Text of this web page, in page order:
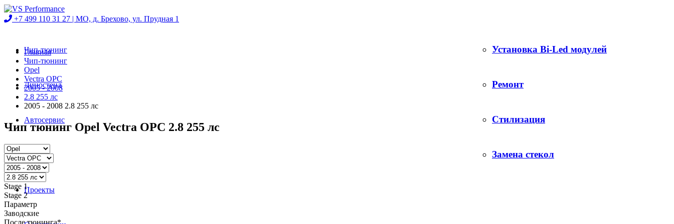
+7 499 110 31 27 | МО, д. Брехово, ул. Прудная 1
Чип-тюнинг
Диностенд
Автосервис
Магазин
Проекты
Установка Bi-Led модулей
Ремонт
Стилизация
Замена стекол
Главная
Чип-тюнинг
Opel
Vectra OPC
2005 - 2008
2.8 255 лс
2005 - 2008 2.8 255 лс
Чип тюнинг Opel Vectra OPC 2.8 255 лс
Stage 1
Stage 2
Параметр
Заводские
После тюнинга*